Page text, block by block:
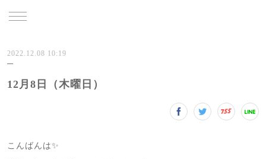
2022.12.08 10:19
12月8日（木曜日）
こんばんは✨